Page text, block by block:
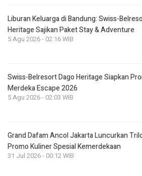
Liburan Keluarga di Bandung: Swiss-
Heritage Sajikan Paket Stay & Adventure
5 Agu 2026 - 02:16 WIB
Swiss-Belresort Dago Heritage Siapkan
Merdeka Escape 2026
5 Agu 2026 - 02:03 WIB
Grand Dafam Ancol Jakarta Luncurkan
Promo Kuliner Spesial Kemerdekaan
31 Jul 2026 - 00:12 WIB